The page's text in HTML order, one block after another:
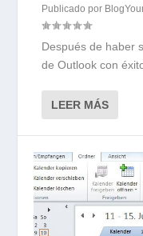
Publicado por
Después de haber
de Outlook con
LEER MÁS